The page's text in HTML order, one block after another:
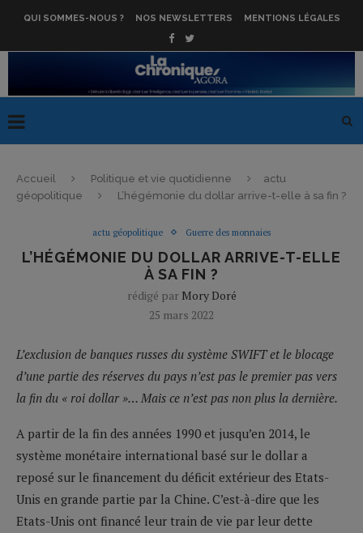
QUI SOMMES-NOUS ? NOS NEWSLETTERS MENTIONS LÉGALES
Accueil Politique et vie quotidienne
actu
géopolitique
L’hégémonie du dollar arrive-t-elle à sa fin ?
actu géopolitique Guerre des monnaies
L’HÉGÉMONIE DU DOLLAR ARRIVE-T-ELLE
À SA FIN ?
rédigé par Mory Doré
25 mars 2022
L’exclusion de banques russes du système SWIFT et le blocage
d’une partie des réserves du pays n’est pas le premier pas vers
la fin du « roi dollar »… Mais ce n’est pas non plus la dernière.
A partir de la fin des années 1990 et jusqu’en 2014, le
système monétaire international basé sur le dollar a
reposé sur le financement du déficit extérieur des Etats-
Unis en grande partie par la Chine. C’est-à-dire que les
Etats-Unis ont financé leur train de vie par leur dette